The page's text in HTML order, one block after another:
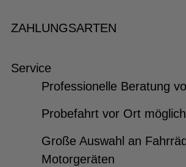
ZAHLUNGSARTEN
Service
Professionelle Beratung
Probefahrt vor Ort möglich
Große Auswahl an
Motorgeräten